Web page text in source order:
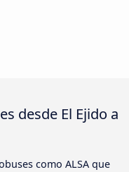
desde El Ejido a
como ALSA que